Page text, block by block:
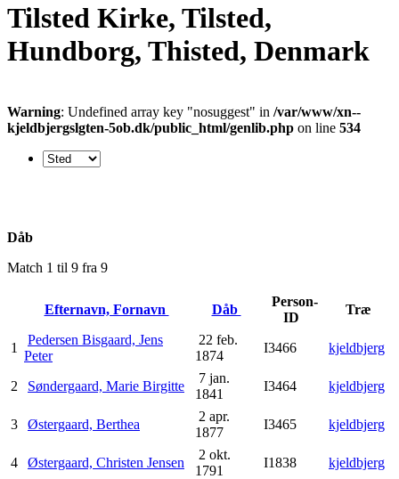
Tilsted Kirke, Tilsted,
Hundborg, Thisted, Denmark
Warning: Undefined array key "nosuggest" in /var/www/xn--
kjeldbjergslgten-5ob.dk/public_html/genlib.php on line 534
Dåb
Match 1 til 9 fra 9
Efternavn, Fornavn Dåb
Person-
ID
Træ
1
Pedersen Bisgaard, Jens
Peter
22 feb.
1874
I3466 kjeldbjerg
2 Søndergaard, Marie Birgitte
7 jan.
1841
I3464 kjeldbjerg
3 Østergaard, Berthea
2 apr.
1877
I3465 kjeldbjerg
4 Østergaard, Christen Jensen
2 okt.
1791
I1838 kjeldbjerg